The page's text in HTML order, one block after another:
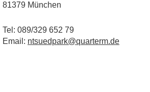
81379 München
Tel: 089/329 652 79
Email: ntsuedpark@quarterm.de